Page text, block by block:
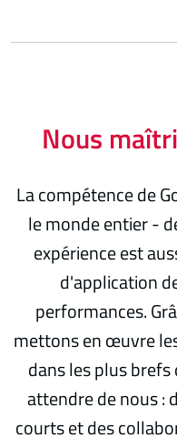
Nous
La compétence de
le monde entier -
expérience est
d'application
performances.
mettons en œuvre
dans les plus brefs
attendre de nous :
courts et des